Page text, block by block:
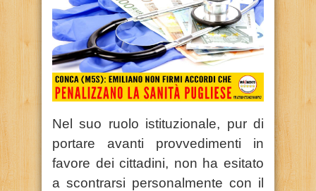
Nel suo ruolo istituzionale, pur di
portare avanti provvedimenti in
favore dei cittadini, non ha esitato
a scontrarsi personalmente con il